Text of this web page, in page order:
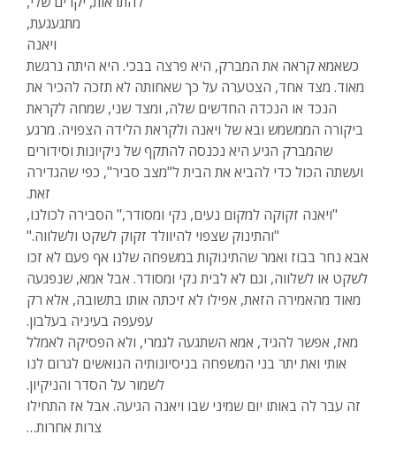
מתגעגעת,
ויאנה
כשאמא קראה את המברק, היא פרצה בבכי. היא היתה נרגשת
מאוד. מצד אחד, הצטערה על כך שאחותה לא תזכה להכיר את
הנכד או הנכדה החדשים שלה, ומצד שני, שמחה לקראת
ביקורה הממשמש ובא של ויאנה ולקראת הלידה הצפויה. מרגע
שהמברק הגיע היא נכנסה להתקף של ניקיונות וסידורים
ועשתה הכול כדי להביא את הבית ל"מצב סביר", כפי שהגדירה
זאת.
"ויאנה זקוקה למקום נעים, נקי ומסודר," הסבירה לכולנו,
"והתינוק שצפוי להיוולד זקוק לשקט ולשלווה."
אבא נחר בבוז ואמר שהתינוקות במשפחה שלנו אף פעם לא זכו
לשקט או לשלווה, וגם לא לבית נקי ומסודר. אבל אמא, שנפגעה
מאוד מהאמירה הזאת, אפילו לא זיכתה אותו בתשובה, אלא רק
עפעפה בעיניה בעלבון.
מאז, אפשר להגיד, אמא השתגעה לגמרי, ולא הפסיקה לאמלל
אותי ואת יתר בני המשפחה בניסיונותיה הנואשים לגרום לנו
לשמור על הסדר והניקיון.
זה עבר לה באותו יום שמיני שבו ויאנה הגיעה. אבל אז התחילו
צרות אחרות…